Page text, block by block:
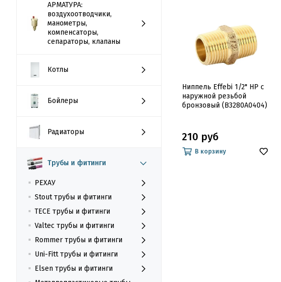
АРМАТУРА:
воздухоотводчики,
манометры,
компенсаторы,
сепараторы, клапаны
Котлы
Бойлеры
Радиаторы
Трубы и фитинги
РЕХАУ
Stout трубы и фитинги
TECE трубы и фитинги
Valtec трубы и фитинги
Rommer трубы и фитинги
Uni-Fitt трубы и фитинги
Elsen трубы и фитинги
Ниппель Effebi 1/2" НР с
наружной резьбой
бронзовый (B3280A0404)
210 руб
В корзину